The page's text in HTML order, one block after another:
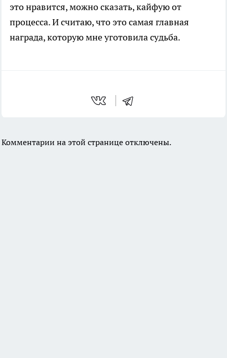
это нравится, можно сказать, кайфую от
процесса. И считаю, что это самая главная
награда, которую мне уготовила судьба.
Комментарии на этой странице отключены.